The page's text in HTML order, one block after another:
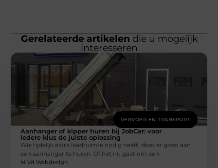
Gerelateerde artikelen die u mogelijk
interesseren
VERVOER EN TRANSPORT
Aanhanger of kipper huren bij JobCar: voor
iedere klus de juiste oplossing
Wie tijdelijk extra laadruimte nodig heeft, doet er goed aan
een aanhanger te huren. Of het nu gaat om een
M Vd Webdesign